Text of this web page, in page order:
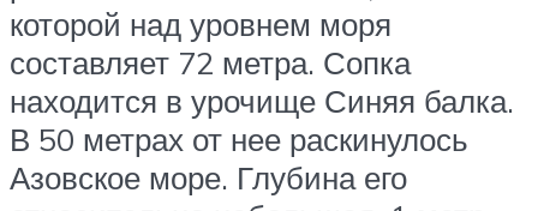
которой над уровнем моря
составляет 72 метра. Сопка
находится в урочище Синяя балка.
В 50 метрах от нее раскинулось
Азовское море. Глубина его